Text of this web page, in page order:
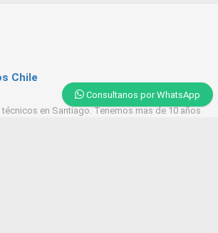
Consultanos por WhatsApp
Chile
en Santiago. Tenemos mas de 10 años